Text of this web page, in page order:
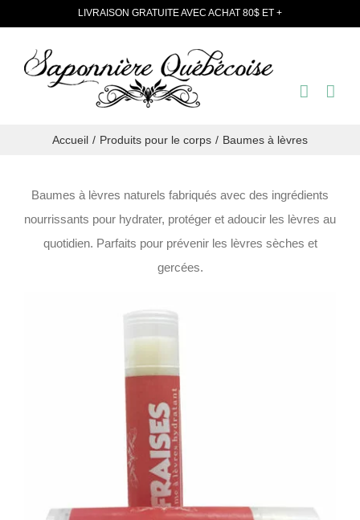
contenu
LIVRAISON GRATUITE AVEC ACHAT 80$ ET +
Accueil Produits pour le corps Baumes à lèvres
Baumes à lèvres naturels fabriqués avec des ingrédients
nourrissants pour hydrater, protéger et adoucir les lèvres au
quotidien. Parfaits pour prévenir les lèvres sèches et
gercées.